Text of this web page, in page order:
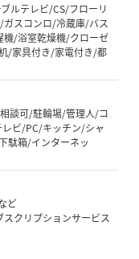
ルテレビ/CS/フローリ
スコンロ/冷蔵庫/バス
機/浴室乾燥機/クローゼ
/家具付き/家電付き/都
談可/駐輪場/管理人/コ
ビ/PC/キッチン/シャ
駄箱/インターネッ
ど
クリプションサービス